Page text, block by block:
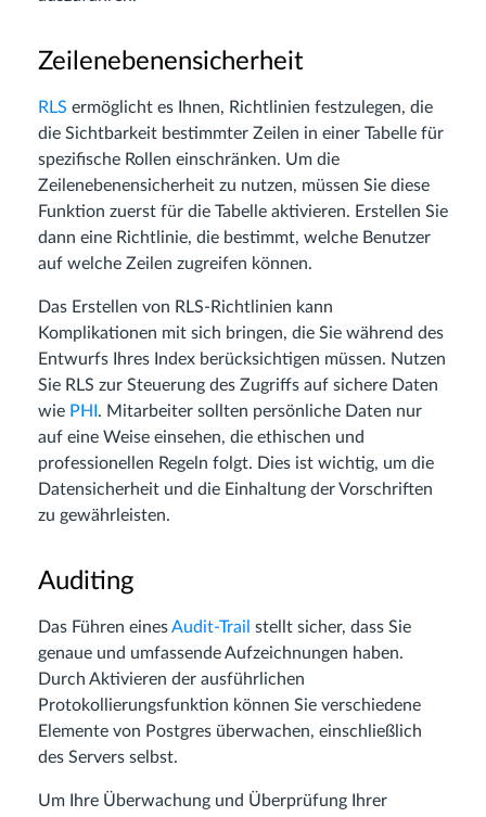
Zeilenebenensicherheit
RLS ermöglicht es Ihnen, Richtlinien festzulegen, die
die Sichtbarkeit bestimmter Zeilen in einer Tabelle für
spezifische Rollen einschränken. Um die
Zeilenebenensicherheit zu nutzen, müssen Sie diese
Funktion zuerst für die Tabelle aktivieren. Erstellen Sie
dann eine Richtlinie, die bestimmt, welche Benutzer
auf welche Zeilen zugreifen können.
Das Erstellen von RLS-Richtlinien kann
Komplikationen mit sich bringen, die Sie während des
Entwurfs Ihres Index berücksichtigen müssen. Nutzen
Sie RLS zur Steuerung des Zugriffs auf sichere Daten
wie PHI . Mitarbeiter sollten persönliche Daten nur
auf eine Weise einsehen, die ethischen und
professionellen Regeln folgt. Dies ist wichtig, um die
Datensicherheit und die Einhaltung der Vorschriften
zu gewährleisten.
Auditing
Das Führen einesAudit-Trail stellt sicher, dass Sie
genaue und umfassende Aufzeichnungen haben.
Durch Aktivieren der ausführlichen
Protokollierungsfunktion können Sie verschiedene
Elemente von Postgres überwachen, einschließlich
des Servers selbst.
Um Ihre Überwachung und Überprüfung Ihrer